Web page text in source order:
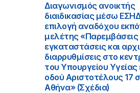
Διαγωνισμός ανοικτής
διαιδικασίας μέσω
επιλογή αναδόχου
μελέτης
εγκαταστάσεις και
διαρρυθμίσεις στο
του Υπουργείου Υγείας
οδού Αριστοτέλους 17
Αθήνα» (Σχέδια)